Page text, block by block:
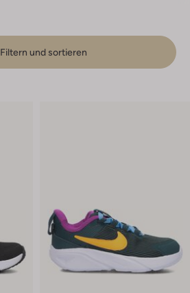
Filtern und sortieren